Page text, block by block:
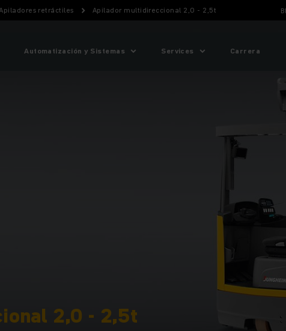
retráctiles Apilador multidireccional 2,0 - 2,5t
Automatización y Sistemas Services Carrera
2,0 - 2,5t